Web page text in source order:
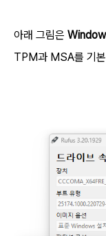
아래 그림은
TPM과 MSA를 기